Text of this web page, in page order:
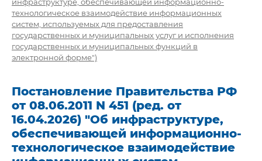
технологическое взаимодействие информационных
систем, используемых для предоставления
государственных и муниципальных услуг и исполнения
государственных и муниципальных функций в
электронной форме")
Постановление Правительства РФ
от 08.06.2011 N 451 (ред. от
16.04.2026) "Об инфраструктуре,
обеспечивающей информационно-
технологическое взаимодействие